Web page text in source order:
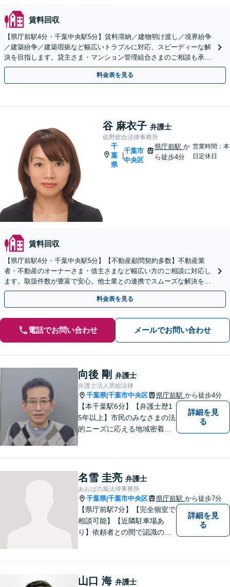
賃料回収
【県庁前駅4分・千葉中央駅5分】賃料滞納／建物明け渡し／境界紛争
／建築紛争／建築瑕疵など幅広いトラブルに対応、スピーディーな解
決を目指します。貸主さま・マンション管理組合さまのご相談も承り
ます。【初回面談相談30分無料】
料金表を見る
谷 麻衣子 弁護士
佐野総合法律事務所
千
葉
県
千葉市
中央区
県庁前駅か
ら徒歩4分
営業時間：本
日定休日
賃料回収
【県庁前駅4分・千葉中央駅5分】【不動産顧問契約多数】不動産業
者・不動産のオーナーさま・借主さまなど幅広い方のご相談に対応し
ます。取扱件数が豊富で安心。他士業との連携でスムーズな解決を目
指します。【初回相談30分無料】【電話相談可能】
料金表を見る
電話でお問い合わせ メールでお問い合わせ
向後 剛 弁護士
弁護士法人房総法律
千葉県|千葉市中央区 県庁前駅 から徒歩4分
【本千葉駅6分】【弁護士歴1
5年以上】市民のみなさまの法
的ニーズに応える地域密着型
談実績多数。現実的な解決策
をご提案します
詳細を見
る
名雪 圭亮 弁護士
あおばの風法律事務所
千葉県|千葉市中央区 県庁前駅 から徒歩7分
【県庁前駅7分】【完全個室で
相談可能】【近隣駐車場あ
り】依頼者との間で認識のず
る方々の話を丁寧に聞き、迅
詳細を見
る
山口 海 弁護士